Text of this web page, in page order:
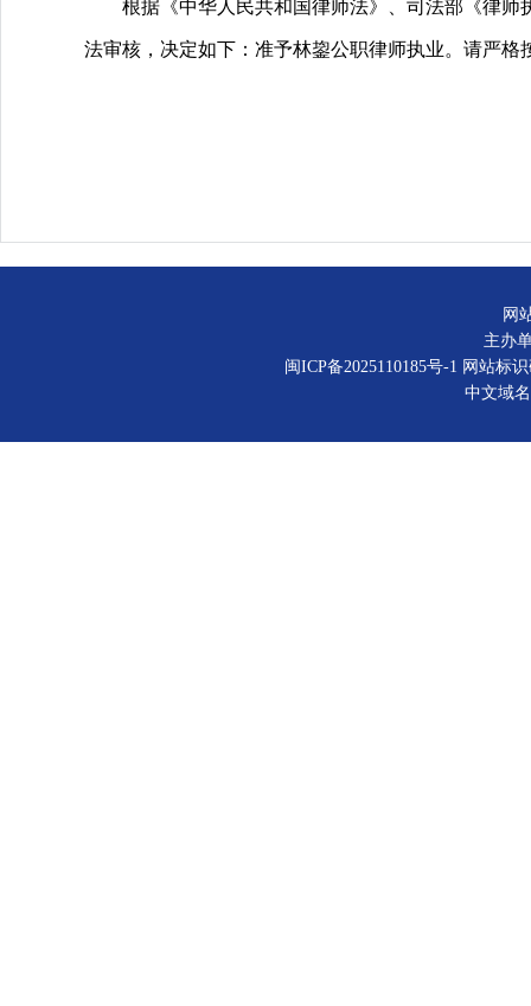
根据《中华人民共和国律师法》、司法部《律师
法审核，决定如下：准予林鋆公职律师执业。请严格
网
主办
闽ICP备2025110185号-1 网站标
中文域